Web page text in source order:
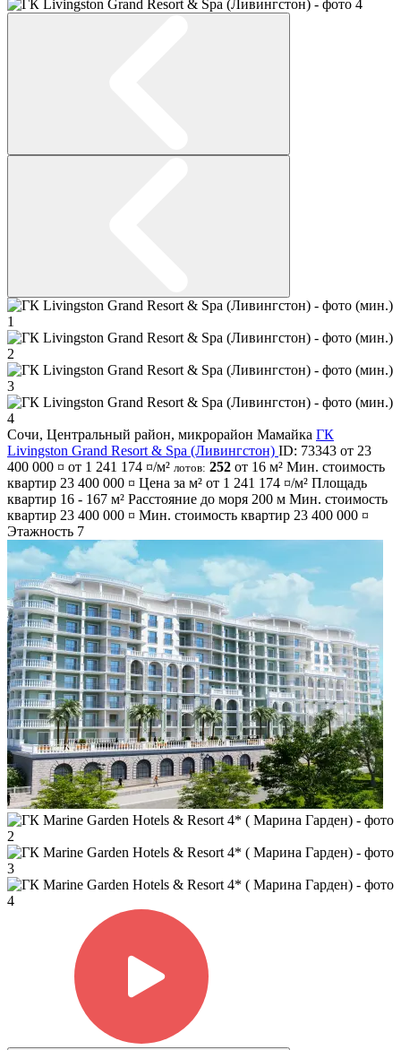
Сочи, Центральный район, микрорайон Мамайка ГК
Livingston Grand Resort & Spa (Ливингстон) ID: 73343 от 23
400 000 ¤ от 1 241 174 ¤/м² лотов: 252 от 16 м² Мин. стоимость
квартир 23 400 000 ¤ Цена за м² от 1 241 174 ¤/м² Площадь
квартир 16 - 167 м² Расстояние до моря 200 м Мин. стоимость
квартир 23 400 000 ¤ Мин. стоимость квартир 23 400 000 ¤
Этажность 7